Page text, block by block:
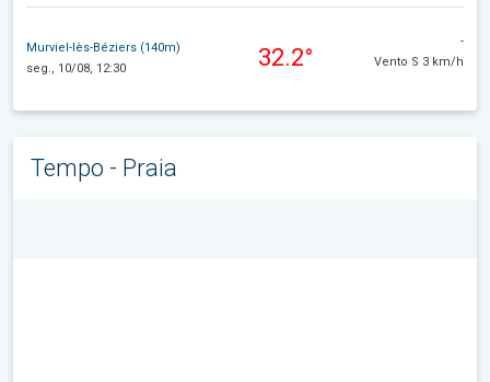
Murviel-lès-Béziers (140m)
seg., 10/08, 12:30
32.2°
-
Vento S 3 km/h
Tempo - Praia